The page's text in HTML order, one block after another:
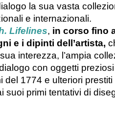
la sua vasta
e internazionali.
Lifelines, in corso fino
e i dipinti dell’artista,
interezza, l’ampia
con oggetti
del 1774 e ulteriori
suoi primi tentativi di